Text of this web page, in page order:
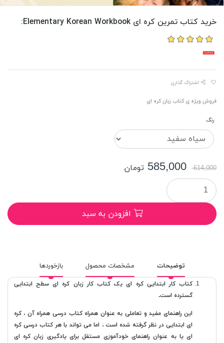
خرید کتاب تمرین کره ای Elementary Korean Workbook:
اشتراک گذاری
فروش ویژه ی کتاب زبان کره ای
رنگ
614,000
585,000 تومان
افزودن به سبد
توضیحات مشخصات محصول بازخوردها
کتاب کار ابتدایی کره ای یک کتاب کار زبان کره ای سطح ابتدایی
گسترده است.
این راهنمای مفید و تعاملی به عنوان همراه کتاب درسی همراه آن ، کره
ای ابتدایی در نظر گرفته شده است ، اما می تواند با هر کتاب درسی کره
ای یا به عنوان راهنمای خودآموزی مستقل برای یادگیری زبان کره ای